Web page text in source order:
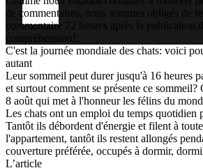
de commentaires, nous sommes obligés de
commentaire 72 heures après la publication
compréhension!
C'est la journée mondiale des chats: voici
autant
Leur sommeil peut durer jusqu'à 16 heures
et surtout comment se présente ce
8 août qui met à l'honneur les félins du
Les chats ont un emploi du temps quotidien
Tantôt ils débordent d'énergie et filent à
l'appartement, tantôt ils restent allongés
couverture préférée, occupés à dormir,
L’article